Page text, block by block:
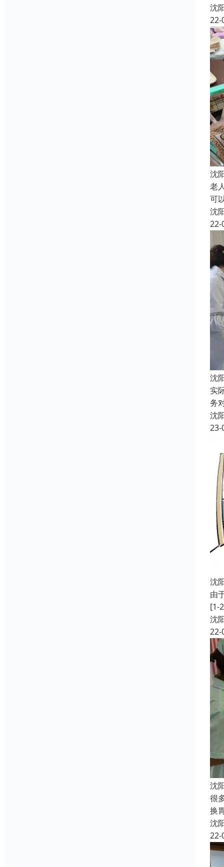
沈
22-
沈
老
可
沈
22-
沈
实
务
沈
23-
沈
由
[1-
沈
22-
沈
很
换
沈
22-